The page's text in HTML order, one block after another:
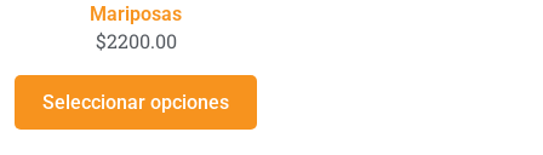
Mariposas
$2200.00
Seleccionar opciones